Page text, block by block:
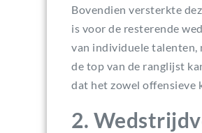
Bovendien versterkte
is voor de resterende
van individuele talenten,
de top van de ranglijst
dat het zowel offensieve
2.